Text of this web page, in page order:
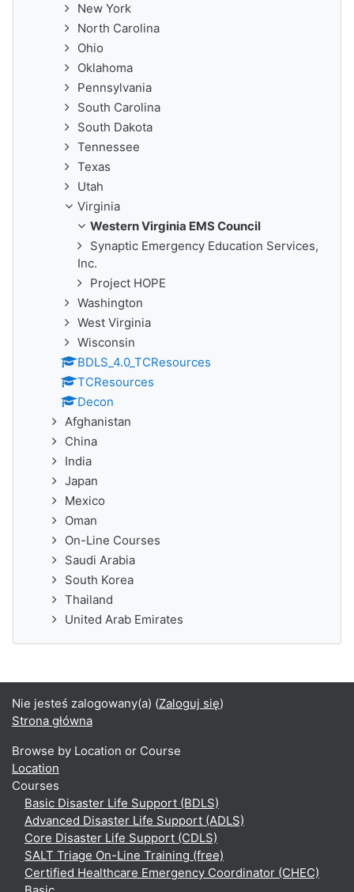
New York
North Carolina
Ohio
Oklahoma
Pennsylvania
South Carolina
South Dakota
Tennessee
Texas
Utah
Virginia
Western Virginia EMS Council
Synaptic Emergency Education Services,
Inc.
Project HOPE
Washington
West Virginia
Wisconsin
BDLS_4.0_TCResources
TCResources
Decon
Afghanistan
China
India
Japan
Mexico
Oman
On-Line Courses
Saudi Arabia
South Korea
Thailand
United Arab Emirates
Nie jesteś zalogowany(a) (Zaloguj się)
Strona główna
Browse by Location or Course
Location
Courses
Basic Disaster Life Support (BDLS)
Advanced Disaster Life Support (ADLS)
Core Disaster Life Support (CDLS)
SALT Triage On-Line Training (free)
Certified Healthcare Emergency Coordinator (CHEC)